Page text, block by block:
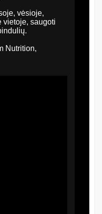
vėsioje,
vietoje, saugoti
Nutrition,